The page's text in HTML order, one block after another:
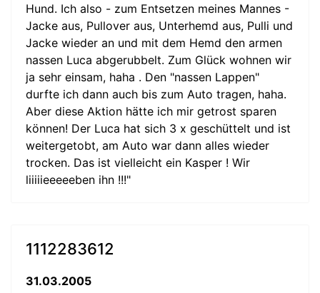
Hund. Ich also - zum Entsetzen meines Mannes -
Jacke aus, Pullover aus, Unterhemd aus, Pulli und
Jacke wieder an und mit dem Hemd den armen
nassen Luca abgerubbelt. Zum Glück wohnen wir
ja sehr einsam, haha . Den "nassen Lappen"
durfte ich dann auch bis zum Auto tragen, haha.
Aber diese Aktion hätte ich mir getrost sparen
können! Der Luca hat sich 3 x geschüttelt und ist
weitergetobt, am Auto war dann alles wieder
trocken. Das ist vielleicht ein Kasper ! Wir
liiiiieeeeeben ihn !!!"
1112283612
31.03.2005